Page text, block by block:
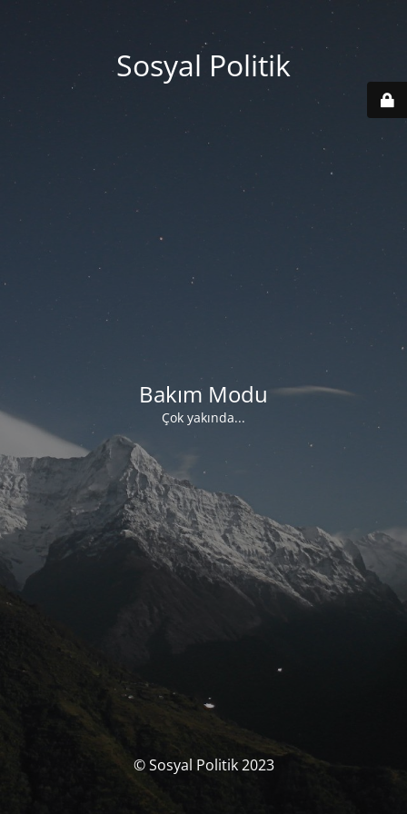
Sosyal Politik
Bakım Modu
Çok yakında...
© Sosyal Politik 2023